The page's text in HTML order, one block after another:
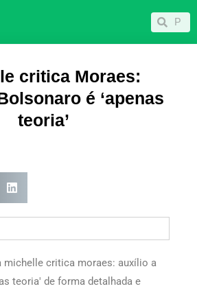
Pesquisar
critica Moraes:
é ‘apenas
teoria’
michelle critica moraes: auxílio a
teoria' de forma detalhada e